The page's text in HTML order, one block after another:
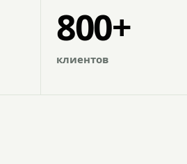
800+
клиентов